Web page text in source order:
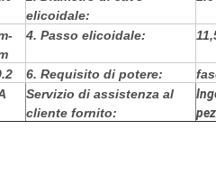
elicoidale:
4. Passo elicoidale:
6. Requisito di potere:
Servizio di assistenza al
cliente fornito: